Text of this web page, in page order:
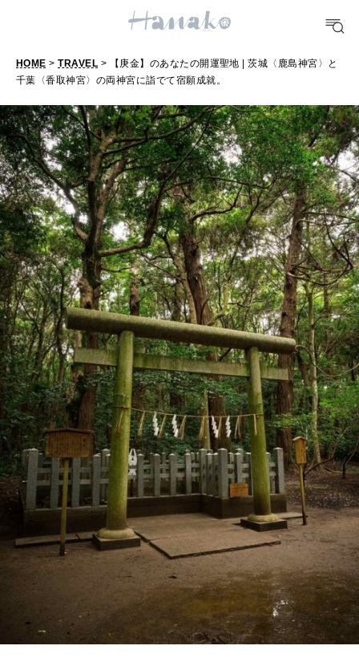
おいしい
TRAVEL
どこ行く？
FORTUNE
明日のわたし
[12星座別] Weekly Holoscope
[12星座別] Monthly Love Holoscope
女神まり愛のタロットメッセージ
算命学がわかる今月のあなた
HEALTH
自分にやさしく
LEARN
知る、考える
MAMA
ママもいろいろ
SUSTAINABLE
CULTURE
自分を耕す
HOME >TRAVEL > 【庚金】のあなたの開運聖地 | 茨城〈鹿島神宮〉と
千葉〈香取神宮〉の両神宮に詣でて宿願成就。